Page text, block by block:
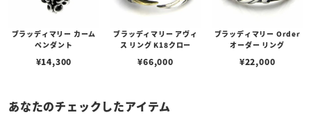
ブラッディマリー カーム
ペンダント
¥14,300
ブラッディマリー アヴィ
ス リング K18クロー
¥66,000
ブラッディマリー Order
オーダー リング
¥22,000
あなたのチェックしたアイテム